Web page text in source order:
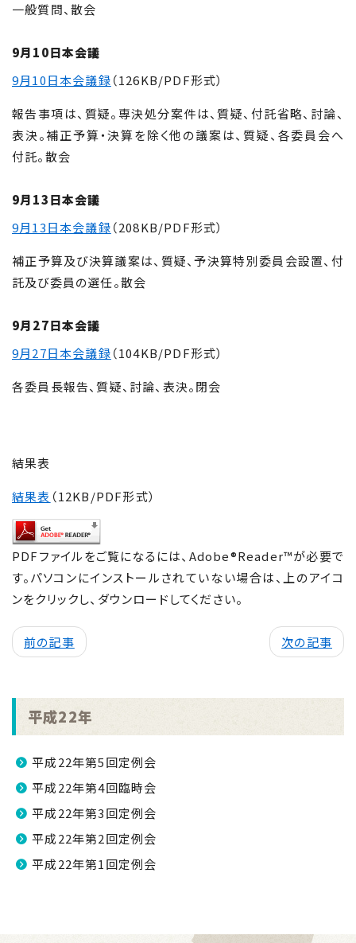
一般質問、散会
9月10日本会議
9月10日本会議録（126KB/PDF形式）
報告事項は、質疑。専決処分案件は、質疑、付託省略、討論、
表決。補正予算・決算を除く他の議案は、質疑、各委員会へ
付託。散会
9月13日本会議
9月13日本会議録（208KB/PDF形式）
補正予算及び決算議案は、質疑、予決算特別委員会設置、付
託及び委員の選任。散会
9月27日本会議
9月27日本会議録（104KB/PDF形式）
各委員長報告、質疑、討論、表決。閉会
結果表
結果表 （12KB/PDF形式）
PDFファイルをご覧になるには、Adobe®Reader™が必要で
す。パソコンにインストールされていない場合は、上のアイコ
ンをクリックし、ダウンロードしてください。
前の記事 次の記事
平成22年
平成22年第5回定例会
平成22年第4回臨時会
平成22年第3回定例会
平成22年第2回定例会
平成22年第1回定例会